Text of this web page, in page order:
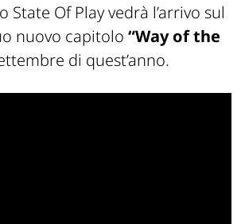
State Of Play vedrà l’arrivo sul
nuovo capitolo “Way of the
di quest’anno.